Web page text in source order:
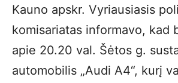
Kauno apskr. Vyriausiasis
komisariatas informavo, kad
apie 20.20 val. Šėtos g.
automobilis „Audi A4“, kurį